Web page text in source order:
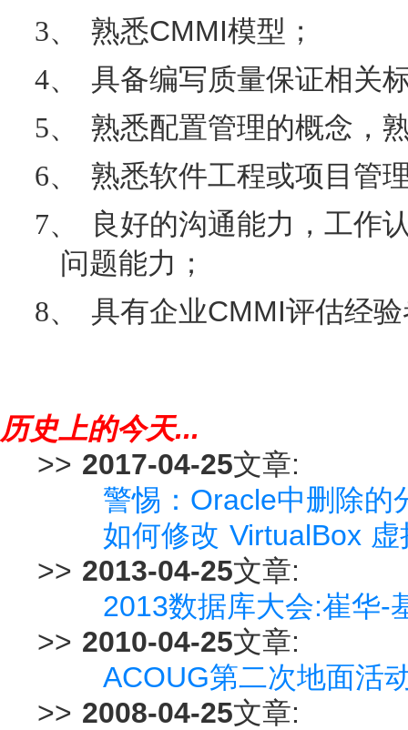
3、
熟悉CMMI模型；
4、
具备编写质量保证相关
5、
熟悉配置管理的概念，
6、
熟悉软件工程或项目管
7、
良好的沟通能力，工作
问题能力；
8、
具有企业CMMI评估经
历史上的今天...
>> 2017-04-25文章:
警惕：Oracle中删除的
如何修改 VirtualBox
>> 2013-04-25文章:
2013数据库大会:崔华-
>> 2010-04-25文章:
ACOUG第二次地面活
>> 2008-04-25文章: